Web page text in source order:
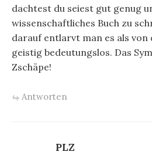
dachtest du seiest gut genug
wissenschaftliches Buch zu
darauf entlarvt man es als von
geistig bedeutungslos. Das
Zschäpe!
Antworten
PLZ